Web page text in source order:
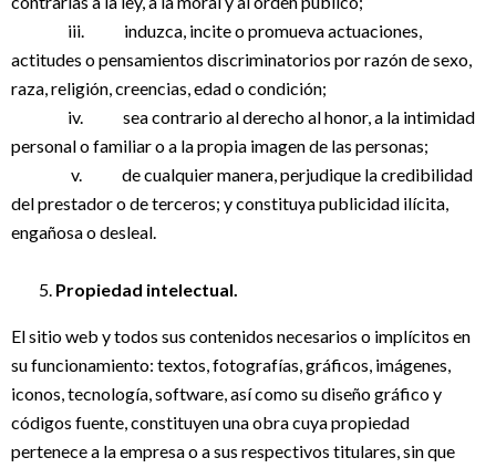
iii. induzca, incite o promueva actuaciones,
actitudes o pensamientos discriminatorios por razón de sexo,
raza, religión, creencias, edad o condición;
iv. sea contrario al derecho al honor, a la intimidad
personal o familiar o a la propia imagen de las personas;
v. de cualquier manera, perjudique la credibilidad
del prestador o de terceros; y constituya publicidad ilícita,
engañosa o desleal.
Propiedad intelectual.
El sitio web y todos sus contenidos necesarios o implícitos en
su funcionamiento: textos, fotografías, gráficos, imágenes,
iconos, tecnología, software, así como su diseño gráfico y
códigos fuente, constituyen una obra cuya propiedad
pertenece a la empresa o a sus respectivos titulares, sin que